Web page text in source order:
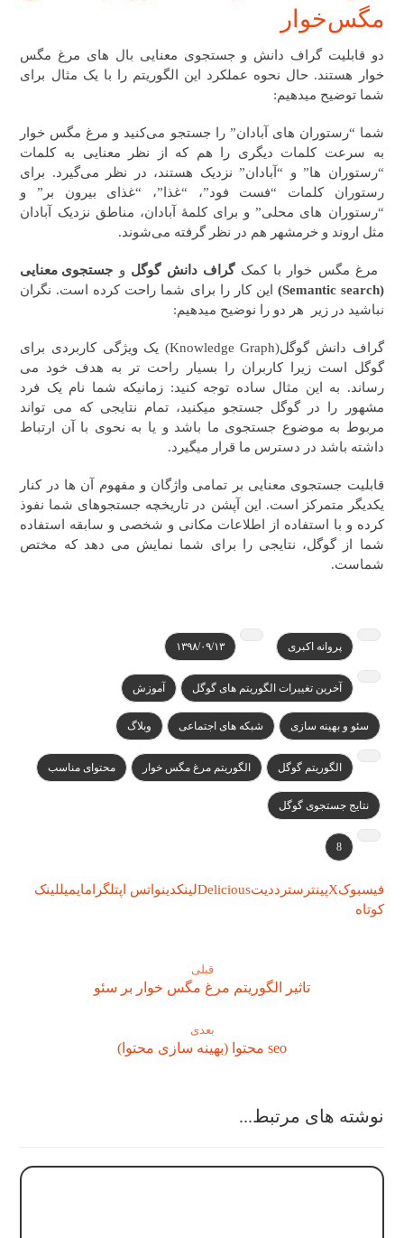
مگس‌خوار
دو قابلیت گراف دانش و جستجوی معنایی بال های مرغ مگس
خوار هستند. حال نحوه عملکرد این الگوریتم را با یک مثال برای
شما توضیح میدهیم:
شما “رستوران های آبادان” را جستجو می‌کنید و مرغ مگس خوار
به سرعت کلمات دیگری را هم که از نظر معنایی به کلمات
“رستوران ها” و “آبادان” نزدیک هستند، در نظر می‌گیرد. برای
رستوران کلمات “فست فود”، “غذا”، “غذای بیرون بر” و
“رستوران های محلی” و برای کلمۀ آبادان، مناطق نزدیک آبادان
مثل اروند و خرمشهر هم در نظر گرفته می‌شوند.
مرغ مگس خوار با کمکگراف دانش گوگل و جستجوی معنایی
(Semantic search)
این کار را برای شما راحت کرده است. نگران
نباشید در زیر هر دو را نوضیح میدهیم:
گراف دانش گوگل(
Knowledge Graph) یک ویژگی کاربردی برای
گوگل است زیرا کاربران را بسیار راحت تر به هدف خود می
رساند. به این مثال ساده توجه کنید: زمانیکه شما نام یک فرد
مشهور را در گوگل جستجو میکنید، تمام نتایجی که می تواند
مربوط به موضوع جستجوی ما باشد و یا به نحوی با آن ارتباط
داشته باشد در دسترس ما قرار میگیرد.
قابلیت جستجوی معنایی بر تمامی واژگان و مفهوم آن ها در کنار
یکدیگر متمرکز است. این آپشن در تاریخچه جستجوهای شما نفوذ
کرده و با استفاده از اطلاعات مکانی و شخصی و سابقه استفاده
شما از گوگل، نتایجی را برای شما نمایش می دهد که مختص
شماست.
پروانه اکبری ۱۳۹۸/۰۹/۱۳
آخرین تغییرات الگوریتم های گوگل آموزش
سئو و بهینه سازی شبکه های اجتماعی وبلاگ
الگوریتم گوگل الگوریتم مرغ مگس خوار محتوای مناسب
نتایج جستجوی گوگل
8
فیسبوکXپینترسترددیتDeliciousلینکدینواتس اپتلگرامایمیللینک
کوتاه
قبلی
تاثیر الگوریتم مرغ مگس خوار بر سئو
بعدی
seo محتوا (بهینه سازی محتوا)
نوشته های مرتبط...